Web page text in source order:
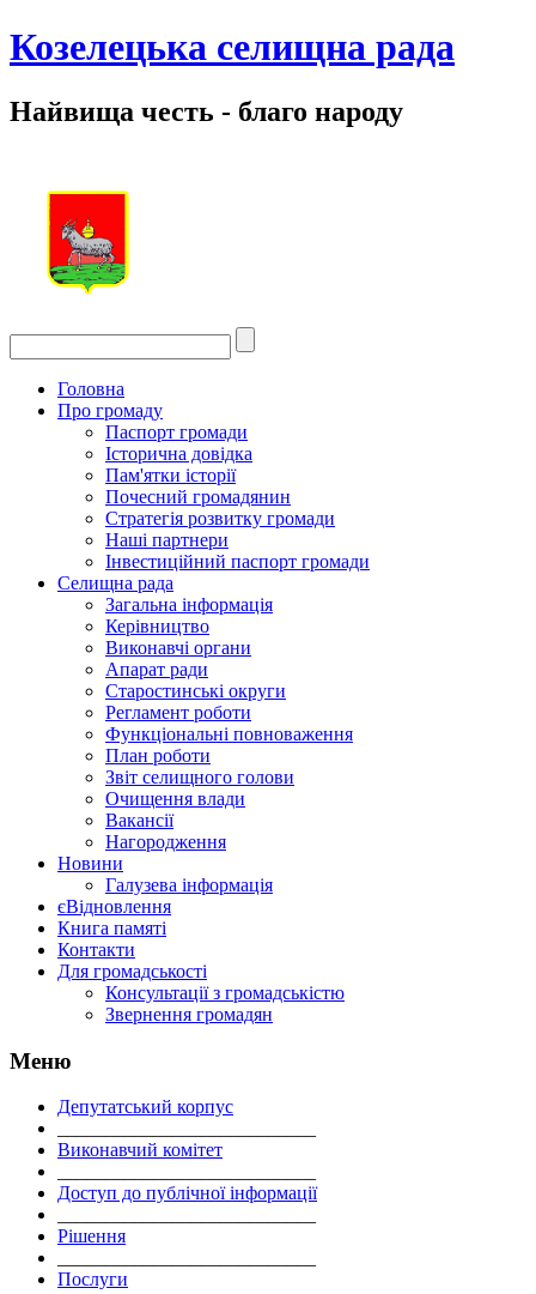
Козелецька селищна рада
Найвища честь - благо народу
Головна
Про громаду
Паспорт громади
Історична довідка
Пам'ятки історії
Почесний громадянин
Стратегія розвитку громади
Наші партнери
Інвестиційний паспорт громади
Селищна рада
Загальна інформація
Керівництво
Виконавчі органи
Апарат ради
Старостинські округи
Регламент роботи
Функціональні повноваження
План роботи
Звіт селищного голови
Очищення влади
Вакансії
Нагородження
Новини
Галузева інформація
єВідновлення
Книга памяті
Контакти
Для громадськості
Консультації з громадськістю
Звернення громадян
Меню
Депутатський корпус
Виконавчий комітет
Доступ до публічної інформації
Рішення
Послуги